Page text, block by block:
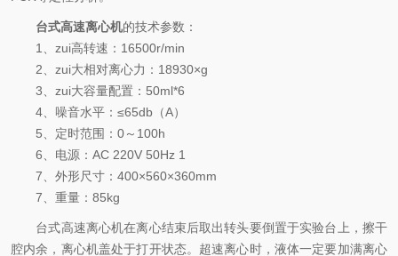
台式高速离心机的技术参数：
1、zui高转速：16500r/min
2、zui大相对离心力：18930×g
3、zui大容量配置：50ml*6
4、噪音水平：≤65db（A）
5、定时范围：0～100h
6、电源：AC 220V 50Hz 1
7、外形尺寸：400×560×360mm
7、重量：85kg
台式高速离心机在离心结束后取出转头要倒置于实验台上，擦干
腔内余，离心机盖处于打开状态。超速离心时，液体一定要加满离心